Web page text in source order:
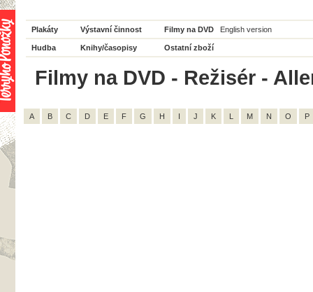
Plakáty Výstavní činnost Filmy na DVD English version
Hudba Knihy/časopisy Ostatní zboží
Filmy na DVD - Režisér -
A B C D E F G H I J K L M N O P